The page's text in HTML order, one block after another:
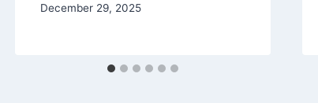
December 29, 2025